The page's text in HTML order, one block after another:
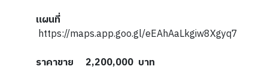
แผนที่
https://maps.app.goo.gl/eEAhAaLkgiw8Xgyq7
ราคาขาย 2,200,000 บาท